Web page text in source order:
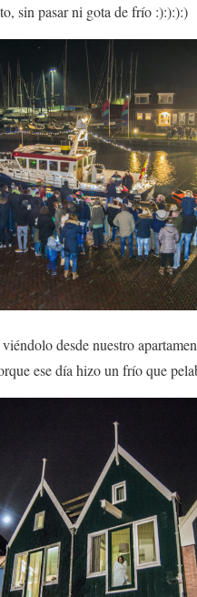
sin pasar ni gota de frío :):):):)
desde nuestro
ese día hizo un frío que